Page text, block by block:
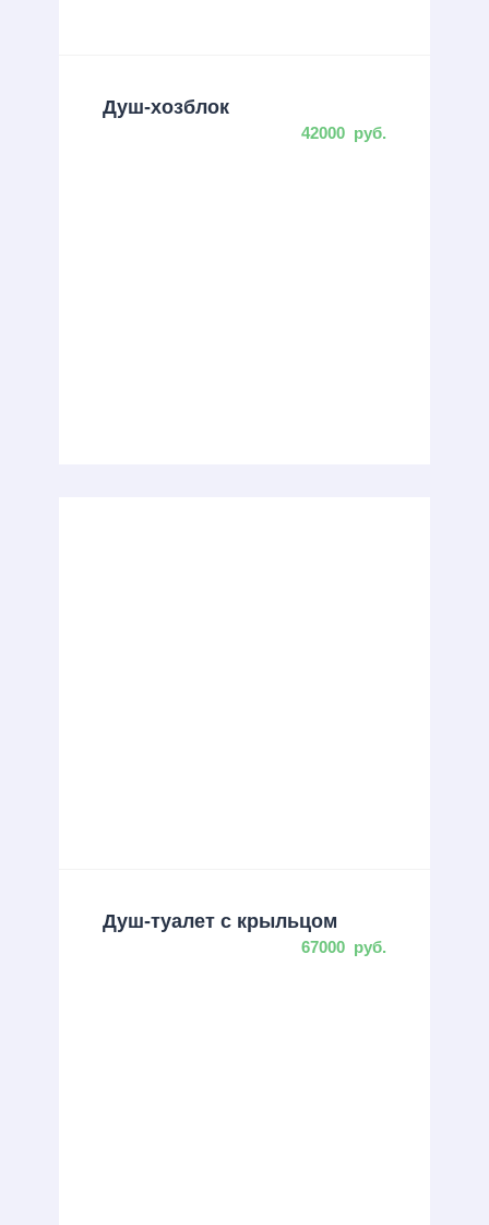
Душ-хозблок
42000 руб.
Душ-туалет с крыльцом
67000 руб.